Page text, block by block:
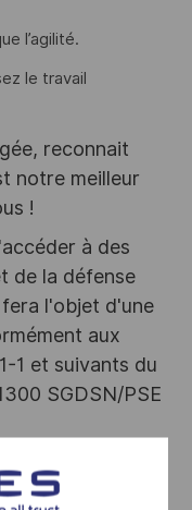
l’agilité.
le travail
reconnait
notre meilleur
!
à des
de la défense
l'objet d'une
aux
1 et suivants du
SGDSN/PSE